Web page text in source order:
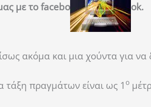
με τοfacebo ok.
ακόμα και μια χούνταγια να
πραγμάτων είναι ως 1 ο